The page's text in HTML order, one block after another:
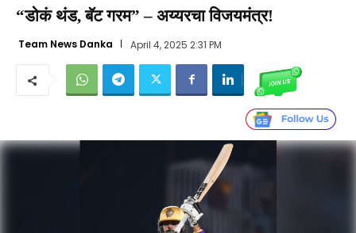
“डोकं थंड, बॅट गरम” – अय्यरचा विजयमंत्र!
Team News Danka April 4, 2025 2:31 PM